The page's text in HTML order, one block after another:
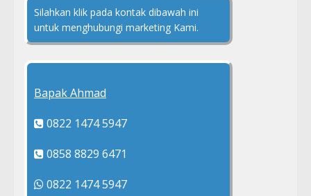
Silahkan klik pada kontak dibawah ini
untuk menghubungi marketing Kami.
Bapak Ahmad
0822 1474 5947
0858 8829 6471
0822 1474 5947